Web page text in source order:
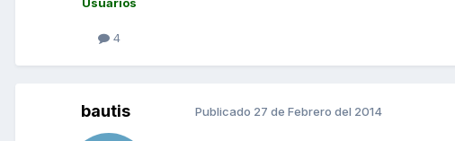
Usuarios
4
bautis Publicado 27 de Febrero del 2014